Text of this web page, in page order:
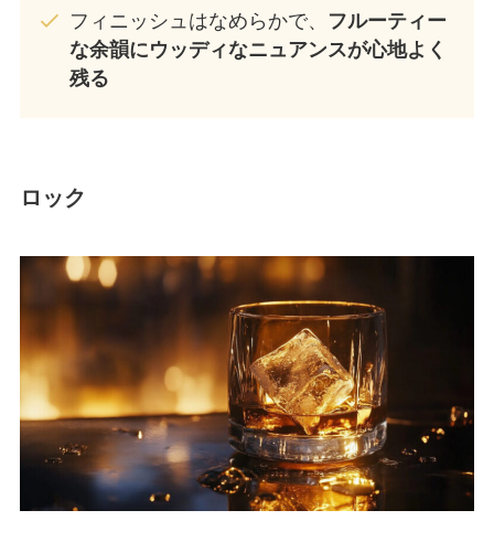
フィニッシュはなめらかで、
フルーティー
な余韻にウッディなニュアンスが心地よく
残る
ロック